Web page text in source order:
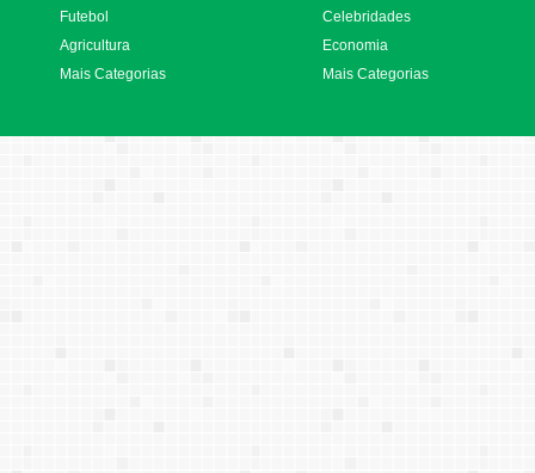
Futebol
Agricultura
Mais Categorias
Celebridades
Economia
Mais Categorias